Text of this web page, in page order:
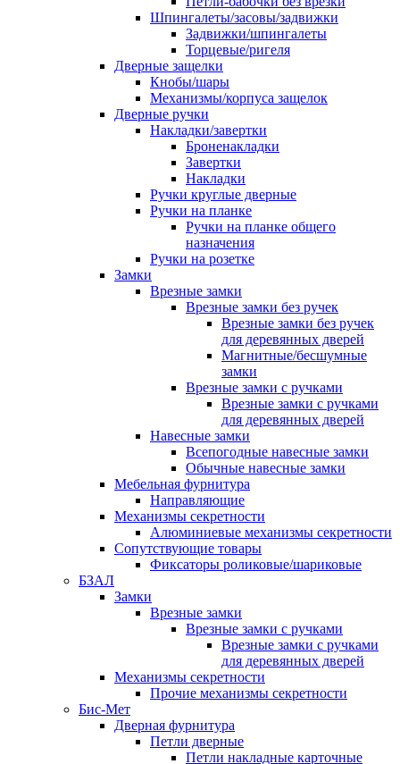
Шпингалеты/засовы/задвижки
Задвижки/шпингалеты
Торцевые/ригеля
Дверные защелки
Кнобы/шары
Механизмы/корпуса защелок
Дверные ручки
Накладки/завертки
Броненакладки
Завертки
Накладки
Ручки круглые дверные
Ручки на планке
Ручки на планке общего
назначения
Ручки на розетке
Замки
Врезные замки
Врезные замки без ручек
Врезные замки без ручек
для деревянных дверей
Магнитные/бесшумные
замки
Врезные замки с ручками
Врезные замки с ручками
для деревянных дверей
Навесные замки
Всепогодные навесные замки
Обычные навесные замки
Мебельная фурнитура
Направляющие
Механизмы секретности
Алюминиевые механизмы секретности
Сопутствующие товары
Фиксаторы роликовые/шариковые
БЗАЛ
Замки
Врезные замки
Врезные замки с ручками
Врезные замки с ручками
для деревянных дверей
Механизмы секретности
Прочие механизмы секретности
Бис-Мет
Дверная фурнитура
Петли дверные
Петли накладные карточные